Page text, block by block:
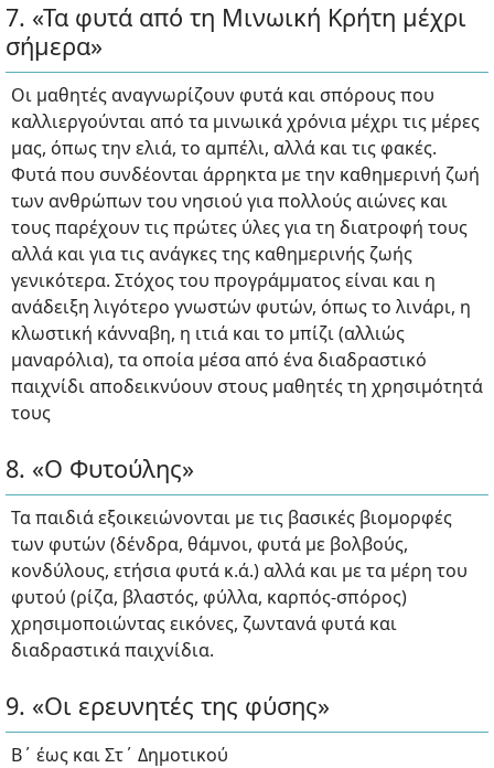
7. «Τα φυτά από τη Μινωική Κρήτη μέχρι
σήμερα»
Οι μαθητές αναγνωρίζουν φυτά και σπόρους που
καλλιεργούνται από τα μινωικά χρόνια μέχρι τις μέρες
μας, όπως την ελιά, το αμπέλι, αλλά και τις φακές.
Φυτά που συνδέονται άρρηκτα με την καθημερινή ζωή
των ανθρώπων του νησιού για πολλούς αιώνες και
τους παρέχουν τις πρώτες ύλες για τη διατροφή τους
αλλά και για τις ανάγκες της καθημερινής ζωής
γενικότερα. Στόχος του προγράμματος είναι και η
ανάδειξη λιγότερο γνωστών φυτών, όπως το λινάρι, η
κλωστική κάνναβη, η ιτιά και το μπίζι (αλλιώς
μαναρόλια), τα οποία μέσα από ένα διαδραστικό
παιχνίδι αποδεικνύουν στους μαθητές τη χρησιμότητά
τους
8. «Ο Φυτούλης»
Τα παιδιά εξοικειώνονται με τις βασικές βιομορφές
των φυτών (δένδρα, θάμνοι, φυτά με βολβούς,
κονδύλους, ετήσια φυτά κ.ά.) αλλά και με τα μέρη του
φυτού (ρίζα, βλαστός, φύλλα, καρπός-σπόρος)
χρησιμοποιώντας εικόνες, ζωντανά φυτά και
διαδραστικά παιχνίδια.
9. «Οι ερευνητές της φύσης»
Β΄ έως και Στ΄ Δημοτικού